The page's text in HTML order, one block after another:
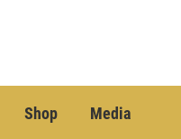
Shop Media